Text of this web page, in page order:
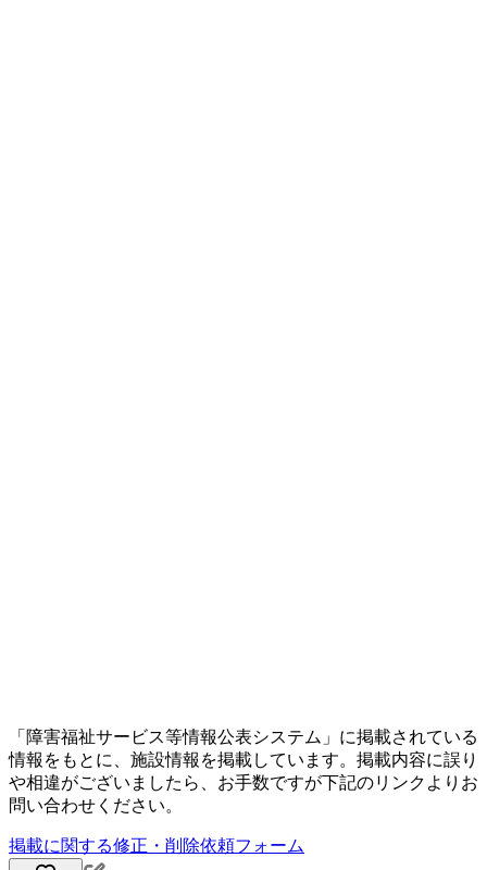
「障害福祉サービス等情報公表システム」に掲載されている
情報をもとに、施設情報を掲載しています。掲載内容に誤り
や相違がございましたら、お手数ですが下記のリンクよりお
問い合わせください。
掲載に関する修正・削除依頼フォーム